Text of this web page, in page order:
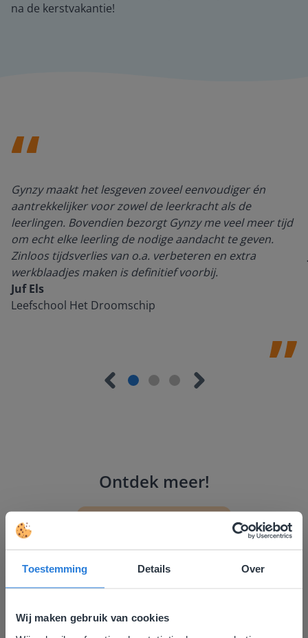
Toestemming Details Over
Wij maken gebruik van cookies
na de kerstvakantie!
Gynzy maakt het lesgeven zoveel eenvoudiger én
aantrekkelijker voor zowel de leerkracht als de
leerlingen. Bovendien bezorgt Gynzy me veel meer tijd
om echt elke leerling de nodige aandacht te geven.
Zinloos tijdsverlies van o.a. verbeteren en extra
werkblaadjes maken is definitief voorbij.
Juf Els
Leefschool Het Droomschip
Ontdek meer!